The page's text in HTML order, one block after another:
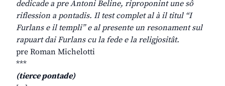
dedicade a pre Antoni Beline, riproponint une sô
riflession a pontadis. Il test complet al à il titul “I
Furlans e il templi” e al presente un resonament sul
rapuart dai Furlans cu la fede e la religjositât.
pre Roman Michelotti
***
(tierce pontade)